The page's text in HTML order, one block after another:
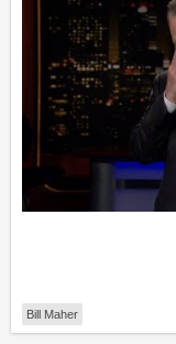
Bill Maher